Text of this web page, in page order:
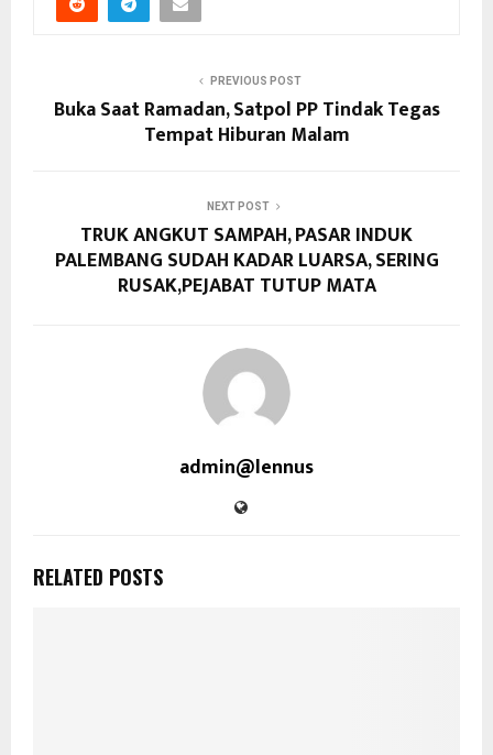
PREVIOUS POST
Buka Saat Ramadan, Satpol PP Tindak Tegas
Tempat Hiburan Malam
NEXT POST
TRUK ANGKUT SAMPAH, PASAR INDUK
PALEMBANG SUDAH KADAR LUARSA, SERING
RUSAK,PEJABAT TUTUP MATA
admin@lennus
RELATED POSTS